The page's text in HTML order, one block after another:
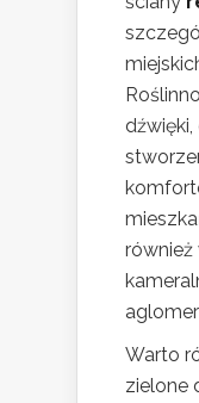
również
Warto
zielone